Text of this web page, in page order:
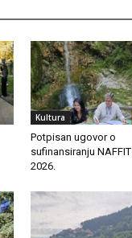
Kultura
Potpisan ugovor o
sufinansiranju NAFFIT
2026.